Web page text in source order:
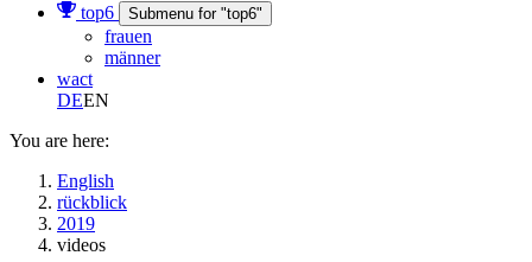
top6
Submenu for "top6"
frauen
männer
wact
DEEN
You are here:
English
rückblick
2019
videos